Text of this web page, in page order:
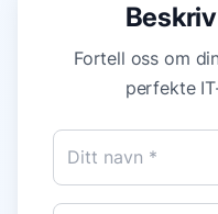
Fortell oss om
perfekte